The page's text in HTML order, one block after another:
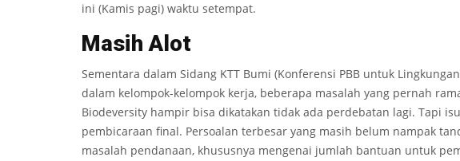
ini (Kamis pagi) waktu setempat.
Masih Alot
Sementara dalam Sidang KTT Bumi (Konferensi PBB untuk
dalam kelompok-kelompok kerja, beberapa masalah yang pernah
Biodeversity hampir bisa dikatakan tidak ada perdebatan lagi. Tapi
pembicaraan final. Persoalan terbesar yang masih belum nampak
masalah pendanaan, khususnya mengenai jumlah bantuan untuk